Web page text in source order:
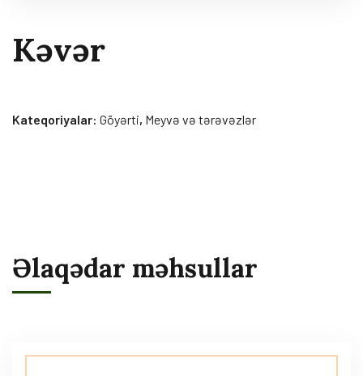
Kəvər
Kateqoriyalar: Göyərti, Meyvə və tərəvəzlər
Əlaqədar məhsullar